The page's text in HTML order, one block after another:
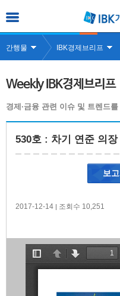
간행물 IBK경제브리프
Weekly IBK경제브리프
경제·금융 관련 이슈 및 트렌드
530호 : 차기 연준 의
2017-12-14 | 조회수 10,251
보